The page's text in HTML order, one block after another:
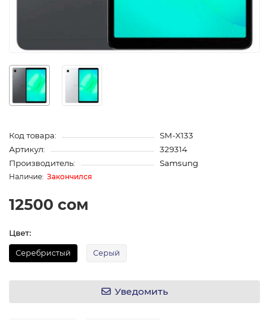
Код товара:
SM-X133
Артикул:
329314
Производитель:
Samsung
Закончился
12500 сом
Цвет:
Серебристый Серый
Уведомить